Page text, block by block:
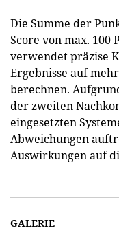
Die Summe der
Score von max. 100
verwendet präzise
Ergebnisse auf
berechnen.
der zweiten
eingesetzten
Abweichungen
Auswirkungen auf
GALERIE